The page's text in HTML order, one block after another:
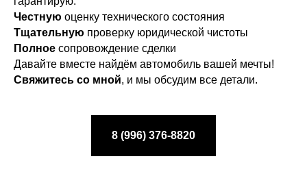
Честную оценку технического состояния
Тщательную проверку юридической чистоты
Полное сопровождение сделки
Давайте вместе найдём автомобиль вашей мечты!
Свяжитесь со мной, и мы обсудим все детали.
8 (996) 376-8820